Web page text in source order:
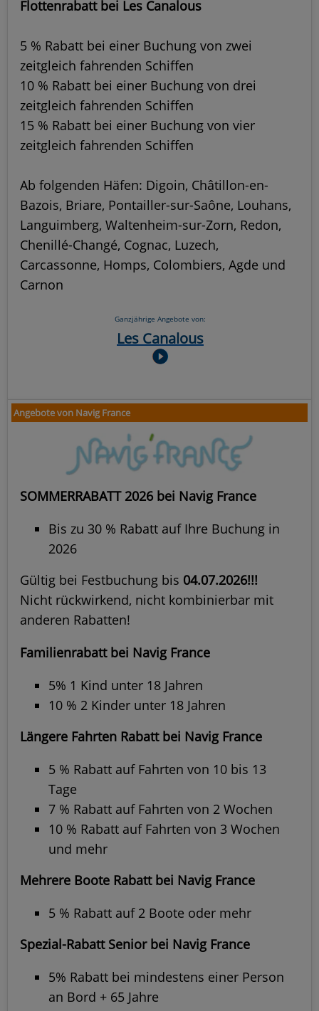
Flottenrabatt bei Les Canalous
5 % Rabatt bei einer Buchung von zwei
zeitgleich fahrenden Schiffen
10 % Rabatt bei einer Buchung von drei
zeitgleich fahrenden Schiffen
15 % Rabatt bei einer Buchung von vier
zeitgleich fahrenden Schiffen
Ab folgenden Häfen: Digoin, Châtillon-en-
Bazois, Briare, Pontailler-sur-Saône, Louhans,
Languimberg, Waltenheim-sur-Zorn, Redon,
Chenillé-Changé, Cognac, Luzech,
Carcassonne, Homps, Colombiers, Agde und
Carnon
Ganzjährige Angebote von:
Les Canalous
Angebote von Navig France
SOMMERRABATT 2026 bei Navig France
Bis zu 30 % Rabatt auf Ihre Buchung in
2026
Gültig bei Festbuchung bis 04.07.2026!!!
Nicht rückwirkend, nicht kombinierbar mit
anderen Rabatten!
Familienrabatt bei Navig France
5% 1 Kind unter 18 Jahren
10 % 2 Kinder unter 18 Jahren
Längere Fahrten Rabatt bei Navig France
5 % Rabatt auf Fahrten von 10 bis 13
Tage
7 % Rabatt auf Fahrten von 2 Wochen
10 % Rabatt auf Fahrten von 3 Wochen
und mehr
Mehrere Boote Rabatt bei Navig France
5 % Rabatt auf 2 Boote oder mehr
Spezial-Rabatt Senior bei Navig France
5% Rabatt bei mindestens einer Person
an Bord + 65 Jahre